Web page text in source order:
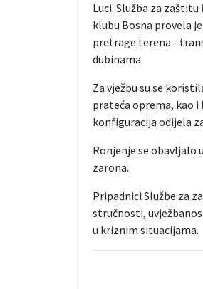
Luci. Služba za
klubu Bosna provela
pretrage terena -
dubinama.
Za vježbu su se
prateća oprema, kao
konfiguracija odijela
Ronjenje se obavljalo
zarona.
Pripadnici Službe za
stručnosti,
u kriznim situacijama.